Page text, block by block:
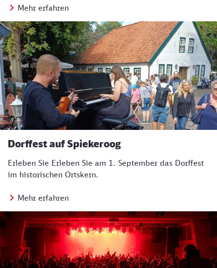
Mehr erfahren
Dorffest auf Spiekeroog
Erleben Sie Erleben Sie am 1. September das Dorffest
im historischen Ortskern.
Mehr erfahren